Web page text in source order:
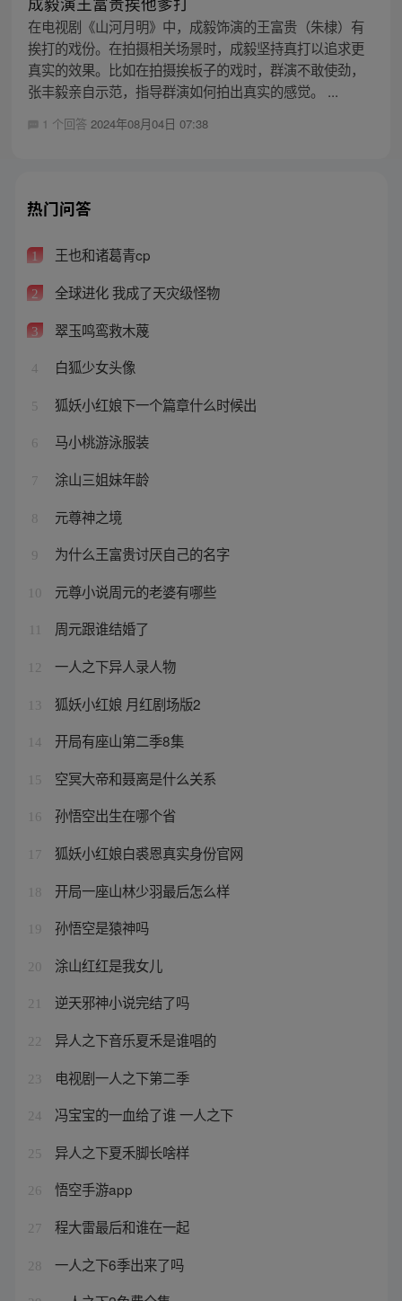
在电视剧《山河月明》中，成毅饰演的王富贵（朱棣）有
挨打的戏份。在拍摄相关场景时，成毅坚持真打以追求更
真实的效果。比如在拍摄挨板子的戏时，群演不敢使劲，
张丰毅亲自示范，指导群演如何拍出真实的感觉。 ...
1 个回答 2024年08月04日 07:38
热门问答
1 王也和诸葛青cp
2 全球进化 我成了天灾级怪物
3 翠玉鸣鸾救木蔑
4 白狐少女头像
5 狐妖小红娘下一个篇章什么时候出
6 马小桃游泳服装
7 涂山三姐妹年龄
8 元尊神之境
9 为什么王富贵讨厌自己的名字
10 元尊小说周元的老婆有哪些
周元跟谁结婚了
12 一人之下异人录人物
13 狐妖小红娘 月红剧场版2
14 开局有座山第二季8集
15 空冥大帝和聂离是什么关系
16 孙悟空出生在哪个省
17 狐妖小红娘白裘恩真实身份官网
18 开局一座山林少羽最后怎么样
19 孙悟空是猿神吗
20 涂山红红是我女儿
21 逆天邪神小说完结了吗
22 异人之下音乐夏禾是谁唱的
23 电视剧一人之下第二季
24 冯宝宝的一血给了谁 一人之下
25 异人之下夏禾脚长啥样
26 悟空手游app
27 程大雷最后和谁在一起
28 一人之下6季出来了吗